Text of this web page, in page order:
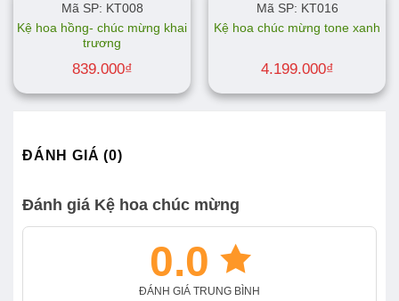
Mã SP: KT008
Kệ hoa hồng- chúc mừng khai
trương
839.000₫
Mã SP: KT016
Kệ hoa chúc mừng tone xanh
4.199.000₫
ĐÁNH GIÁ (0)
Đánh giá Kệ hoa chúc mừng
0.0
ĐÁNH GIÁ TRUNG BÌNH